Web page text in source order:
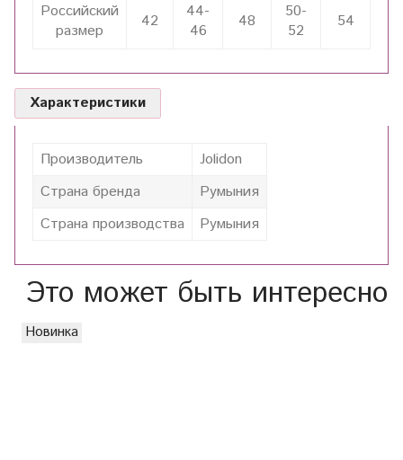
Российский
размер
42
44-
46
48
50-
52
54
Характеристики
Производитель
Jolidon
Страна бренда
Румыния
Страна производства
Румыния
Это может быть интересно
Новинка